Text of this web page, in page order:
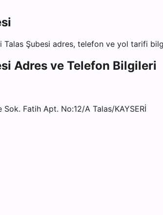
Talas Şubesi adres, telefon ve yol tarifi
Adres ve Telefon Bilgileri
Fatih Apt. No:12/A Talas/KAYSERİ